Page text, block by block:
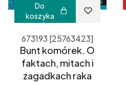
Do
koszyka
673193 [25763423]
Bunt komórek. O
faktach, mitach i
zagadkach raka